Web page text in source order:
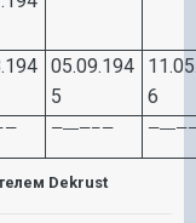
05.09.194
5
11.0
6
—―—–—
Dekrust